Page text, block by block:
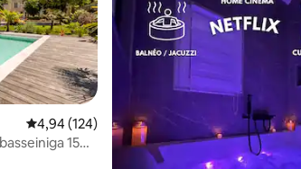
Keskmine hinnang 4,94/5, 124 hinnangut
4,94 (124)
15